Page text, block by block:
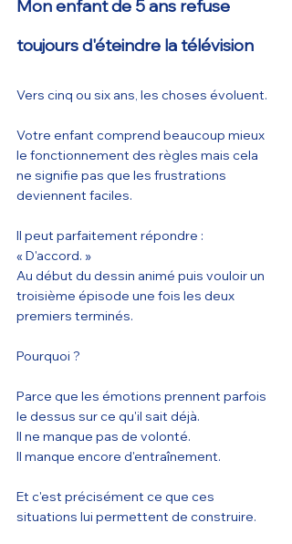
Mon enfant de 5 ans refuse
toujours d'éteindre la télévision
Vers cinq ou six ans, les choses évoluent.
Votre enfant comprend beaucoup mieux
le fonctionnement des règles mais cela
ne signifie pas que les frustrations
deviennent faciles.
Il peut parfaitement répondre :
« D'accord. »
Au début du dessin animé puis vouloir un
troisième épisode une fois les deux
premiers terminés.
Pourquoi ?
Parce que les émotions prennent parfois
le dessus sur ce qu'il sait déjà.
Il ne manque pas de volonté.
Il manque encore d'entraînement.
Et c'est précisément ce que ces
situations lui permettent de construire.